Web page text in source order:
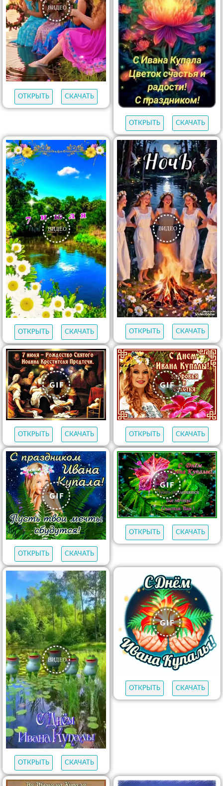
ОТКРЫТЬ СКАЧАТЬ
ОТКРЫТЬ СКАЧАТЬ
ОТКРЫТЬ СКАЧАТЬ ОТКРЫТЬ СКАЧАТЬ
ОТКРЫТЬ СКАЧАТЬ ОТКРЫТЬ СКАЧАТЬ
ОТКРЫТЬ СКАЧАТЬ
ОТКРЫТЬ СКАЧАТЬ
ОТКРЫТЬ СКАЧАТЬ
ОТКРЫТЬ СКАЧАТЬ